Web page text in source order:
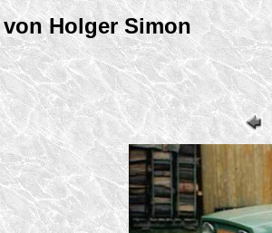
Holger Simon